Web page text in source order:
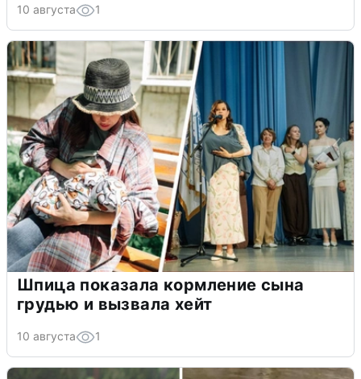
10 августа 1
Шпица показала кормление сына
грудью и вызвала хейт
10 августа 1